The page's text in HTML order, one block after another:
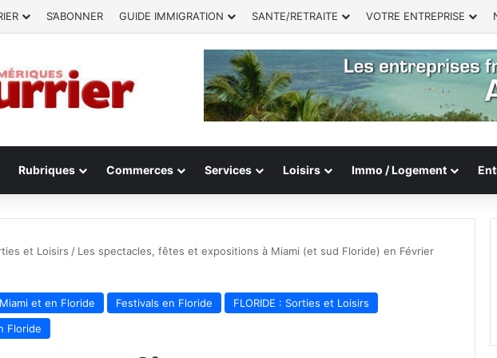
S’ABONNER GUIDE IMMIGRATION SANTE/RETRAITE VOTRE ENTREPRISE
Rubriques Commerces Services Loisirs Immo / Logement
et Loisirs / Les spectacles, fêtes et expositions à Miami (et sud Floride) en Février
et en Floride Festivals en Floride
FLORIDE : Sorties et Loisirs
Floride